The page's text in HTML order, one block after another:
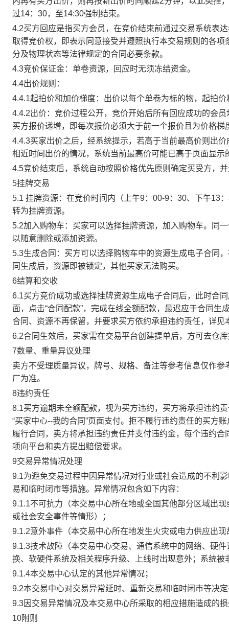
过14：30，至14:30强制结束。
4.2买方回应是指买方会员，在竞价结束前通过交易系统表
取得竞价权，即表示同意接受并遵照执行本交易规则的各
分及物理状态等法律规定的合同必要条款。
4.3竞价保证金：单卷资源，回应时无须冻结资金。
4.4出价规则：
4.4.1起拍价和加价梯度：出价以每个单卷为标的物，起拍
4.4.2出价：竞价过程公开，竞价开始后所有回应成功的会
买方报价递增，即每次报价必须大于前一个报价且为价格
4.4.3买家出价之后，经系统提示，若高于当前最高价则出
相近时间出价的情况，系统当前最高价可能已高于页面显示
4.5竞价结束后，系统自动按照价格优先原则确定买受方，
5挂牌交易
5.1 挂牌资源：在竞价时间内（上午9：00-9：30、下午13
转为挂牌资源。
5.2加入购物车：买家可以选择挂牌资源，加入购物车。同
以随意删除或添加资源。
5.3生成合同：买方可以选择购物车中的资源生成电子合同
同生成后，资源即被锁定，其他买家无法购买。
6结算和交收
6.1买方竞价成功或选择挂牌资源生成电子合同后，此时合
面，点击“合同配款”，完成在线全额配款，最迟应于合同
合同、资源不再保留，并要求买方依约承担违约责任，详见
6.2合同生效后，买家需在交易平台创建提单后，方可去仓
7数量、重量异议处理
卖方不受理质量异议，牌号、规格、备注等参考信息仅作
厂为准。
8违约责任
8.1买方逾期未全额配款，视为买方违约，买方将承担违约
“买家中心--我的合同”页面支付。拒不履行违约责任的买方
履行合同，卖方将承担违约责任并支付违约金，每个违约
项向平台和卖方提出赔偿要求。
9交易异常情况处理
9.1为避免交易过程中因异常情况对行业或社会造成的不利
易和临时闭市等措施。异常情况包含如下内容：
9.1.1不可抗力（本交易中心所在地或全国其他部分区域出
或社会安全事件等情形）；
9.1.2意外事件（本交易中心所在地发生火灾或电力供应出
9.1.3技术故障（本交易中心交易、通信系统中的网络、硬
换、软硬件系统及相关程序升级、上线时出现意外；系统
9.1.4本交易中心认定的其他异常情况；
9.2本交易中心对交易异常延时、重新交易和临时闭市等决
9.3因交易异常情况及本交易中心所采取的相应措施造成的
10附则